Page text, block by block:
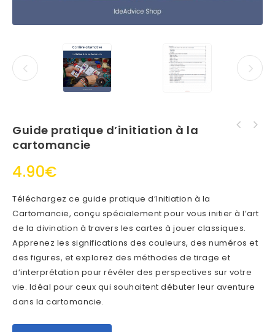
Guide pratique d’initiation à la
cartomancie
4.90€
Téléchargez ce guide pratique d’Initiation à la
Cartomancie, conçu spécialement pour vous initier à l’art
de la divination à travers les cartes à jouer classiques.
Apprenez les significations des couleurs, des numéros et
des figures, et explorez des méthodes de tirage et
d’interprétation pour révéler des perspectives sur votre
vie. Idéal pour ceux qui souhaitent débuter leur aventure
dans la cartomancie.